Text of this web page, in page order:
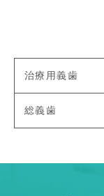
治療用義歯
総義歯